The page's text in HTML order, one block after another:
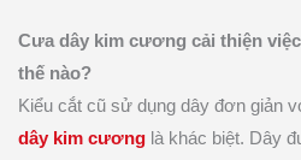
Cưa dây kim cương cải thiện
thế nào?
Kiểu cắt cũ sử dụng dây đơn giản
dây kim cương là khác biệt. Dây